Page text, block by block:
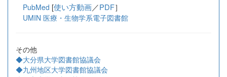
PubMed [使い方動画／PDF］
UMIN 医療・生物学系電子図書館
その他
◆大分県大学図書館協議会
◆九州地区大学図書館協議会